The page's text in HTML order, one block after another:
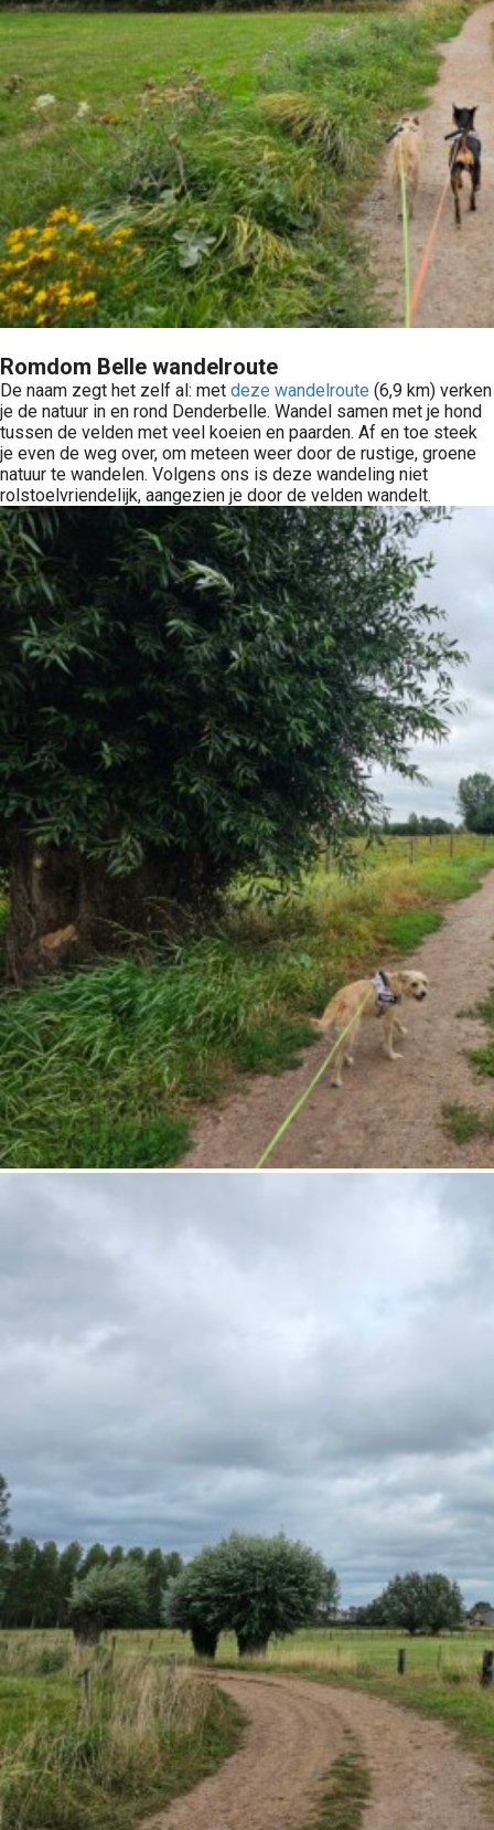
Romdom Belle wandelroute
De naam zegt het zelf al: met deze wandelroute (6,9 km) verken
je de natuur in en rond Denderbelle. Wandel samen met je hond
tussen de velden met veel koeien en paarden. Af en toe steek
je even de weg over, om meteen weer door de rustige, groene
natuur te wandelen. Volgens ons is deze wandeling niet
rolstoelvriendelijk, aangezien je door de velden wandelt.